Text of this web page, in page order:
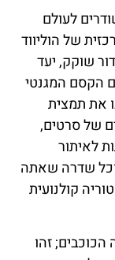
לעולם
של הוליווד
שוקק, יעד
הקסם המגנטי
את תמצית
של סרטים,
לאיתור
שדרה שאתה
קולנועית
זהו